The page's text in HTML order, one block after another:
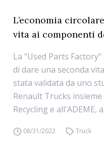
L’economia
vita ai componenti
La "Used Parts
di dare una seconda
stata validata da uno
Renault Trucks
Recycling e all'ADEME,
08/31/2022 Truck